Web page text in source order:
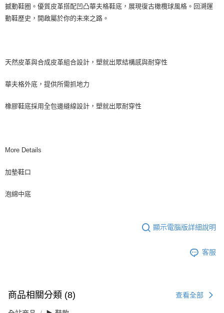
撼動鞋圈。優質皮革搭配凹凸華夫格鞋底，展現復古橄欖球風格。回溯運
動鞋歷史，開啟屬於你的未來之路。
天然皮革與合成皮革組合設計，塑就出眾結構感與耐穿性
華夫格外底，提供所需抓地力
橡膠鞋底採用全包邊縫線設計，塑就出眾耐穿性
More Details
加墊鞋口
泡綿中底
顯示電腦版詳細說明
客服
商品相關分類 (8) 查看全部